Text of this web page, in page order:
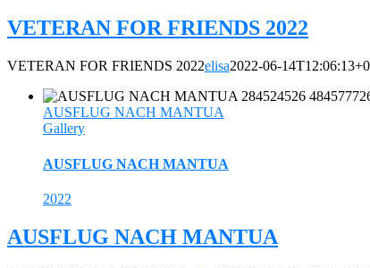
VETERAN FOR FRIENDS 2022
VETERAN FOR FRIENDS 2022elisa2022-06-
AUSFLUG NACH MANTUA
Gallery
AUSFLUG NACH MANTUA
2022
AUSFLUG NACH MANTUA